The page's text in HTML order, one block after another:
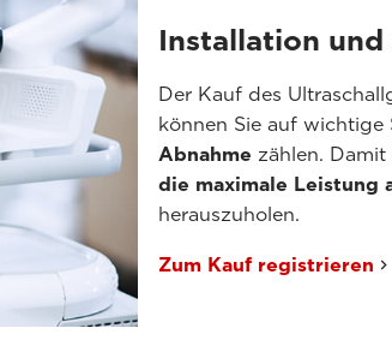
Installation und
Der Kauf des
können Sie auf wichtige
Abnahme zählen.
die maximale Leistung
herauszuholen.
Zum Kauf registrieren